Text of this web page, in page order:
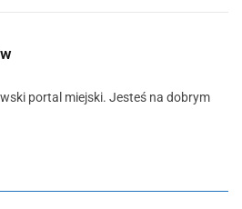
portal miejski. Jesteś na dobrym